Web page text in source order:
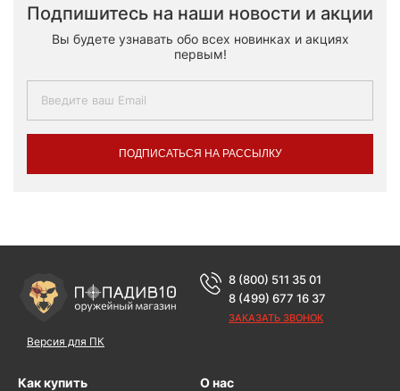
Подпишитесь на наши новости и акции
Вы будете узнавать обо всех новинках и акциях
первым!
ПОДПИСАТЬСЯ НА РАССЫЛКУ
Версия для ПК
8 (800) 511 35 01
8 (499) 677 16 37
ЗАКАЗАТЬ ЗВОНОК
Как купить О нас